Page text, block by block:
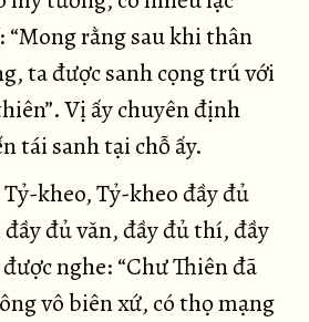
“Mong rằng sau khi thân
ta được sanh cọng trú với
Vị ấy chuyên định
tái sanh tại chỗ ấy.
Tỷ-kheo, Tỷ-kheo đầy đủ
đủ văn, đầy đủ thí, đầy
nghe: “Chư Thiên đã
vô biên xứ, có thọ mạng